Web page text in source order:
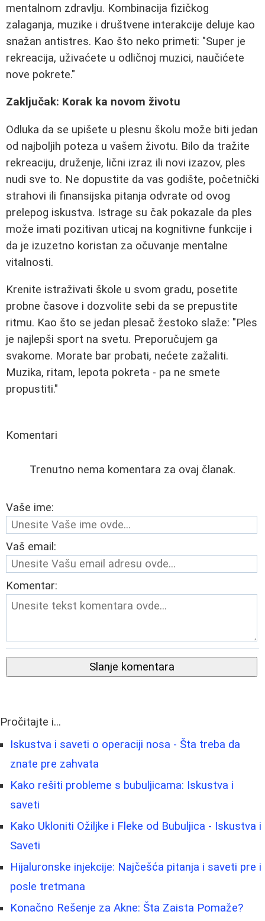
mentalnom zdravlju. Kombinacija fizičkog
zalaganja, muzike i društvene interakcije deluje kao
snažan antistres. Kao što neko primeti: "Super je
rekreacija, uživaćete u odličnoj muzici, naučićete
nove pokrete."
Zaključak: Korak ka novom životu
Odluka da se upišete u plesnu školu može biti jedan
od najboljih poteza u vašem životu. Bilo da tražite
rekreaciju, druženje, lični izraz ili novi izazov, ples
nudi sve to. Ne dopustite da vas godište, početnički
strahovi ili finansijska pitanja odvrate od ovog
prelepog iskustva. Istrage su čak pokazale da ples
može imati pozitivan uticaj na kognitivne funkcije i
da je izuzetno koristan za očuvanje mentalne
vitalnosti.
Krenite istraživati škole u svom gradu, posetite
probne časove i dozvolite sebi da se prepustite
ritmu. Kao što se jedan plesač žestoko slaže: "Ples
je najlepši sport na svetu. Preporučujem ga
svakome. Morate bar probati, nećete zažaliti.
Muzika, ritam, lepota pokreta - pa ne smete
propustiti."
Komentari
Trenutno nema komentara za ovaj članak.
Vaše ime:
Vaš email:
Komentar:
Slanje komentara
Pročitajte i...
Iskustva i saveti o operaciji nosa - Šta treba da
znate pre zahvata
Kako rešiti probleme s bubuljicama: Iskustva i
saveti
Kako Ukloniti Ožiljke i Fleke od Bubuljica - Iskustva i
Saveti
Hijaluronske injekcije: Najčešća pitanja i saveti pre i
posle tretmana
Konačno Rešenje za Akne: Šta Zaista Pomaže?